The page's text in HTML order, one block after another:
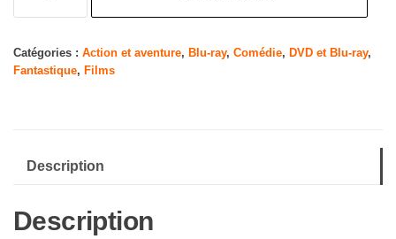
Trilogie
3
HD
Blu-
Catégories : Action et aventure, Blu-ray, Comédie, DVD et Blu-ray,
Fantastique, Films
Description
Description